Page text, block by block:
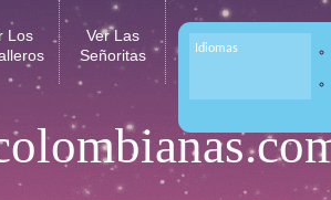
Los
Ver Las
Señoritas
Idiomas